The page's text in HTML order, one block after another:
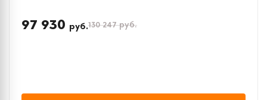
97 930 руб.130 247руб.